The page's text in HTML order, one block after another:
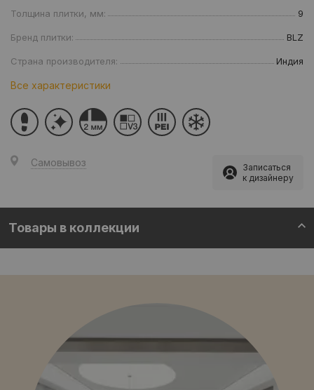
Толщина плитки, мм: 9
Бренд плитки: BLZ
Страна производителя: Индия
Все характеристики
Самовывоз
Записаться
к дизайнеру
Товары в коллекции